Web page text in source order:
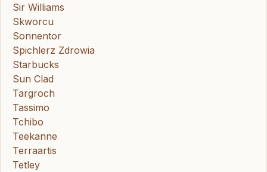
Sir Williams
Skworcu
Sonnentor
Spichlerz Zdrowia
Starbucks
Sun Clad
Targroch
Tassimo
Tchibo
Teekanne
Terraartis
Tetley